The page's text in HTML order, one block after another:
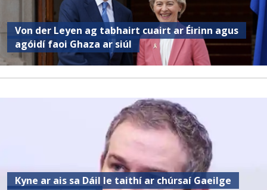
Von der Leyen ag tabhairt cuairt ar Éirinn agus
agóidí faoi Ghaza ar siúl
Kyne ar ais sa Dáil le taithí ar chúrsaí Gaeilge